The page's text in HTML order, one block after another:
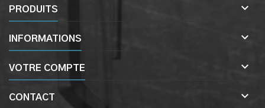
PRODUITS 
INFORMATIONS 
VOTRE COMPTE 
CONTACT 